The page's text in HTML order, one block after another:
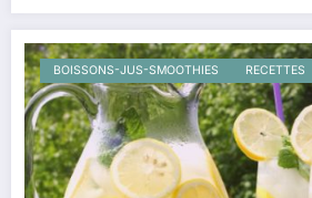
BOISSONS-JUS-SMOOTHIES RECETTES